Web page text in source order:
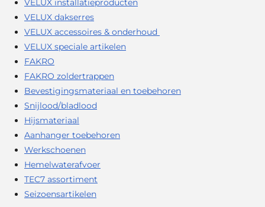
VELUX dakserres
VELUX accessoires & onderhoud
VELUX speciale artikelen
FAKRO
FAKRO zoldertrappen
Bevestigingsmateriaal en toebehoren
Snijlood/bladlood
Hijsmateriaal
Aanhanger toebehoren
Werkschoenen
Hemelwaterafvoer
TEC7 assortiment
Seizoensartikelen